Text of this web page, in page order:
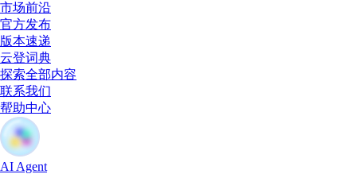
市场前沿
官方发布
版本速递
云登词典
探索全部内容
联系我们
帮助中心
AI Agent